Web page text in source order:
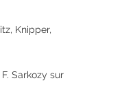
Knipper,
Sarkozy sur